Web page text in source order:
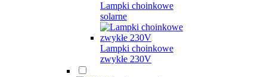
Lampki choinkowe
solarne
Lampki choinkowe
zwykłe 230V